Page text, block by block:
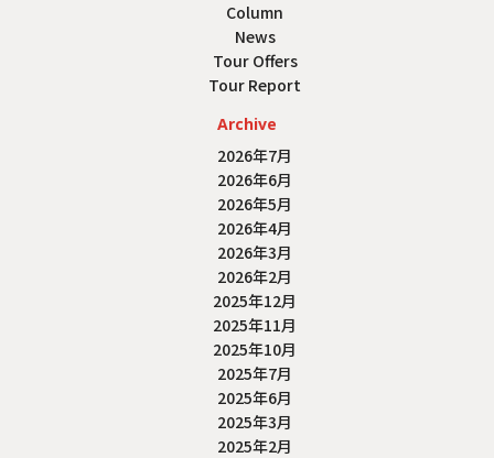
Column
News
Tour Offers
Tour Report
Archive
2026年7月
2026年6月
2026年5月
2026年4月
2026年3月
2026年2月
2025年12月
2025年11月
2025年10月
2025年7月
2025年6月
2025年3月
2025年2月